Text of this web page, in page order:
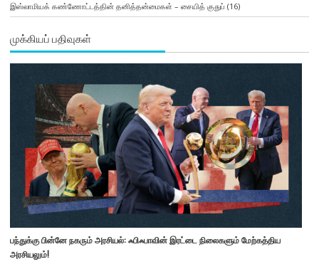
இஸ்லாமியக் கண்ணோட்டத்தின் தனித்தன்மைகள் – சையித் குதுப் (16)
முக்கியப் பதிவுகள்
பந்துக்கு பின்னே நகரும் அரசியல்: ஃபிஃபாவின் இரட்டை நிலைகளும் மேற்கத்திய
அரசியலும்!